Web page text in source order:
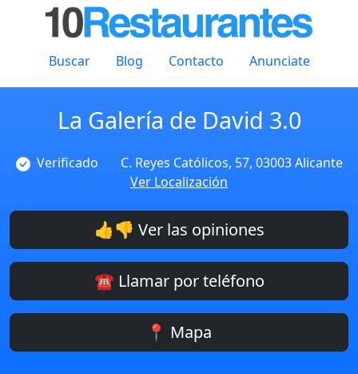
Buscar Blog Contacto Anunciate
La Galería de David 3.0
Verificado
C. Reyes Católicos, 57, 03003 Alicante
Ver Localización
👍👎 Ver las opiniones
☎️ Llamar por teléfono
📍 Mapa